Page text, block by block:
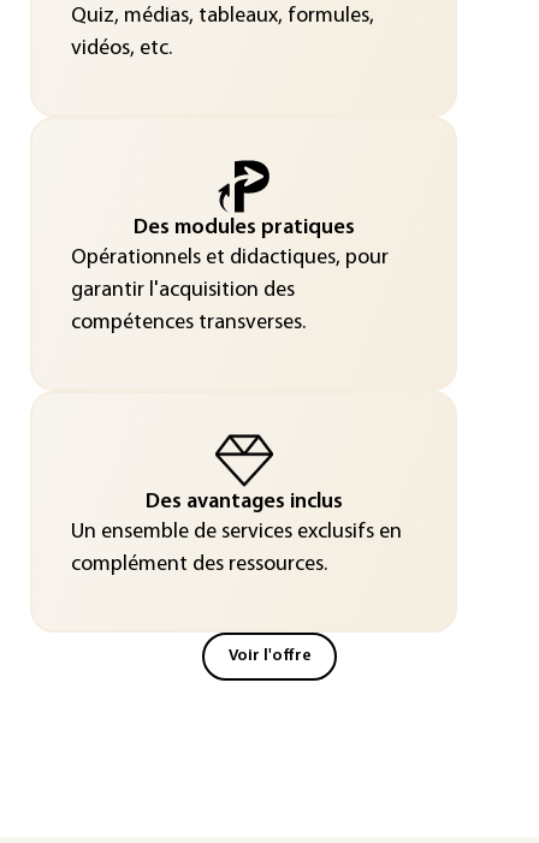
Quiz, médias, tableaux, formules,
vidéos, etc.
Des modules pratiques
Opérationnels et didactiques, pour
garantir l'acquisition des
compétences transverses.
Des avantages inclus
Un ensemble de services exclusifs en
complément des ressources.
Voir l'offre